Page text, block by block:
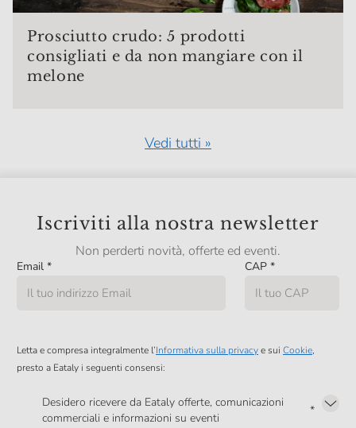
Prosciutto crudo: 5 prodotti
consigliati e da non mangiare con il
melone
Vedi tutti »
Iscriviti alla nostra newsletter
Non perderti novità, offerte ed eventi.
Email * CAP *
Letta e compresa integralmente l’Informativa sulla privacye sui Cookie,
presto a Eataly i seguenti consensi:
Desidero ricevere da Eataly offerte, comunicazioni
commerciali e informazioni su eventi
*